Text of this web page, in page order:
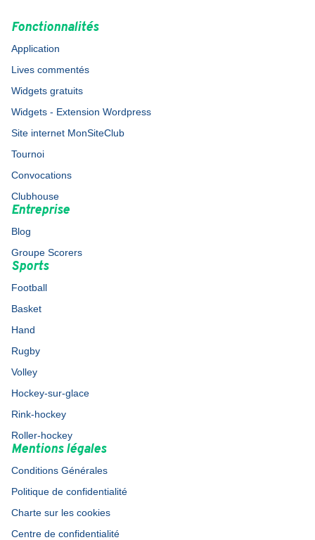
Fonctionnalités
Application
Lives commentés
Widgets gratuits
Widgets - Extension Wordpress
Site internet MonSiteClub
Tournoi
Convocations
Clubhouse
Entreprise
Blog
Groupe Scorers
Sports
Football
Basket
Hand
Rugby
Volley
Hockey-sur-glace
Rink-hockey
Roller-hockey
Mentions légales
Conditions Générales
Politique de confidentialité
Charte sur les cookies
Centre de confidentialité